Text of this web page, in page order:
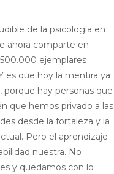
de la psicología en
ahora comparte en
ejemplares
es que hoy la mentira ya
hay personas que
que hemos privado a las
desde la fortaleza y la
Pero el aprendizaje
nuestra. No
y quedamos con lo